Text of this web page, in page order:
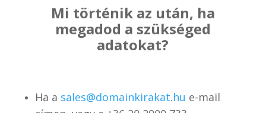
Mi történik az után, ha
megadod a szükséged
adatokat?
Ha a sales@domainkirakat.hu e-mail